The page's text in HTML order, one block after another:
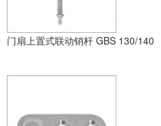
门扇上置式联动销杆 GBS 130/140